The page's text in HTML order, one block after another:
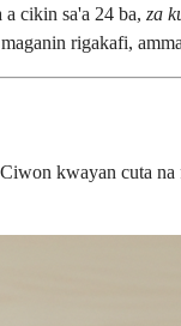
cikin sa'a 24 ba, za
rigakafi,
kwayan cuta